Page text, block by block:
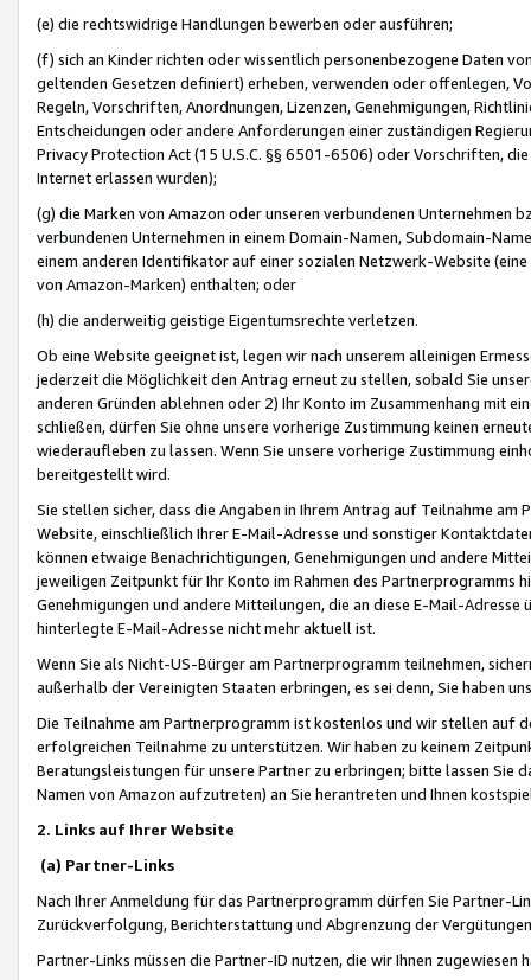
(e) die rechtswidrige Handlungen bewerben oder ausführen;
(f) sich an Kinder richten oder wissentlich personenbezogene Daten
geltenden Gesetzen definiert) erheben, verwenden oder offenlegen,
Regeln, Vorschriften, Anordnungen, Lizenzen, Genehmigungen,
Entscheidungen oder andere Anforderungen einer zuständigen
Privacy Protection Act (15 U.S.C. §§ 6501-6506) oder Vorschriften,
Internet erlassen wurden);
(g) die Marken von Amazon oder unseren verbundenen Unternehmen
verbundenen Unternehmen in einem Domain-Namen, Subdomain-
einem anderen Identifikator auf einer sozialen Netzwerk-Website
von Amazon-Marken) enthalten; oder
(h) die anderweitig geistige Eigentumsrechte verletzen.
Ob eine Website geeignet ist, legen wir nach unserem alleinigen
jederzeit die Möglichkeit den Antrag erneut zu stellen, sobald Sie
anderen Gründen ablehnen oder 2) Ihr Konto im Zusammenhang mit
schließen, dürfen Sie ohne unsere vorherige Zustimmung keinen
wiederaufleben zu lassen. Wenn Sie unsere vorherige Zustimmung
bereitgestellt wird.
Sie stellen sicher, dass die Angaben in Ihrem Antrag auf Teilnahme
Website, einschließlich Ihrer E-Mail-Adresse und sonstiger
können etwaige Benachrichtigungen, Genehmigungen und andere
jeweiligen Zeitpunkt für Ihr Konto im Rahmen des Partnerprogramms
Genehmigungen und andere Mitteilungen, die an diese E-Mail-
hinterlegte E-Mail-Adresse nicht mehr aktuell ist.
Wenn Sie als Nicht-US-Bürger am Partnerprogramm teilnehmen,
außerhalb der Vereinigten Staaten erbringen, es sei denn, Sie haben
Die Teilnahme am Partnerprogramm ist kostenlos und wir stellen auf
erfolgreichen Teilnahme zu unterstützen. Wir haben zu keinem
Beratungsleistungen für unsere Partner zu erbringen; bitte lassen Sie
Namen von Amazon aufzutreten) an Sie herantreten und Ihnen
2. Links auf Ihrer Website
(a) Partner-Links
Nach Ihrer Anmeldung für das Partnerprogramm dürfen Sie Partner-
Zurückverfolgung, Berichterstattung und Abgrenzung der
Partner-Links müssen die Partner-ID nutzen, die wir Ihnen zugewiesen